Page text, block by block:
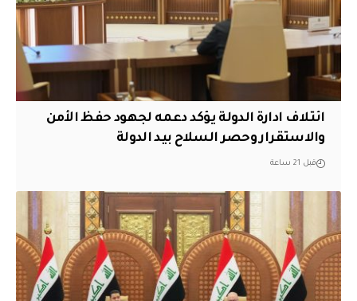
ائتلاف ادارة الدولة يؤكد دعمه لجهود حفظ الأمن
والاستقرار وحصر السلاح بيد الدولة
قبل 21 ساعة